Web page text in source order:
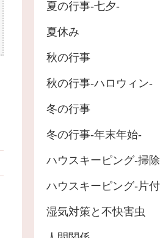
夏の行事-七夕-
夏休み
秋の行事
秋の行事-ハロウィン-
冬の行事
冬の行事-年末年始-
ハウスキーピング-掃
ハウスキーピング-片
湿気対策と不快害虫